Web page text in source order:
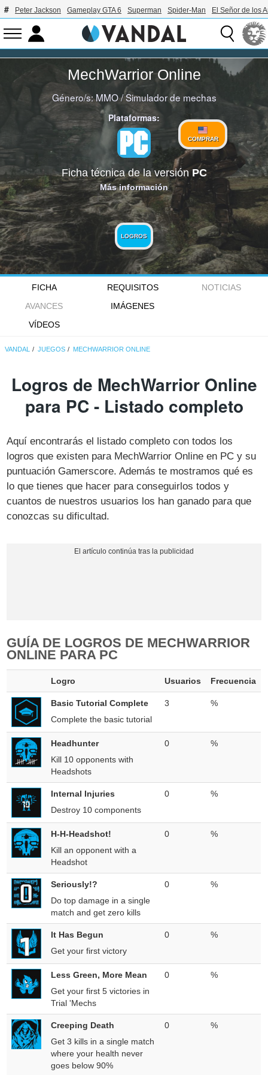
Peter Jackson Gameplay GTA 6 Superman Spider-Man El Señor de los
MechWarrior Online
Género/s:MMO/Simulador de mechas
Plataformas:
COMPRAR
Ficha técnica de la versiónPC
Más información
LOGROS
FICHA REQUISITOS
NOTICIAS
AVANCES
IMÁGENES
VÍDEOS
VANDAL JUEGOS MECHWARRIOR ONLINE
Logros de MechWarrior Online
para PC - Listado completo
Aquí encontrarás el listado completo con todos los
logros que existen para MechWarrior Online en PC y su
puntuación Gamerscore. Además te mostramos qué es
lo que tienes que hacer para conseguirlos todos y
cuantos de nuestros usuarios los han ganado para que
conozcas su dificultad.
GUÍA DE LOGROS DE MECHWARRIOR
ONLINE PARA PC
Logro Usuarios Frecuencia
Basic Tutorial Complete
Complete the basic tutorial
3 %
Headhunter
Kill 10 opponents with
Headshots
0 %
Internal Injuries
Destroy 10 components
0 %
H-H-Headshot!
Kill an opponent with a
Headshot
0 %
Seriously!?
Do top damage in a single
match and get zero kills
0 %
It Has Begun
Get your first victory
0 %
Less Green, More Mean
Get your first 5 victories in
Trial 'Mechs
0 %
Creeping Death
Get 3 kills in a single match
where your health never
goes below 90%
0 %